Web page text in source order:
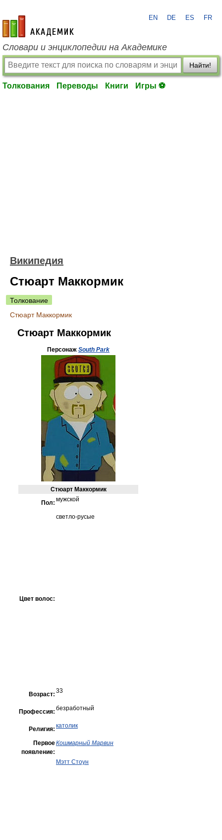
academic.ru
EN DE ES FR
Словари и энциклопедии на Академике
Найти!
Толкования Переводы Книги Игры ⚽
Википедия
Стюарт Маккормик
Толкование
Стюарт Маккормик
Стюарт Маккормик
Персонаж South Park
Стюарт Маккормик
Пол: мужской
Цвет волос:
светло-русые
Возраст: 33
Профессия: безработный
Религия: католик
Первое
появление:
Кошмарный Марвин
Мэтт Стоун